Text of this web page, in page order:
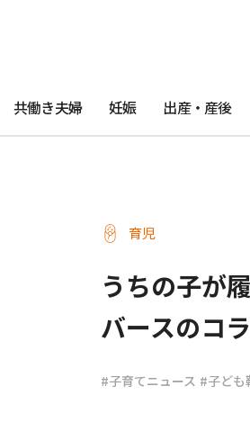
共働き夫婦 妊娠 出産・産後
育児
うちの子が
バースのコ
#子育てニュース #子ども